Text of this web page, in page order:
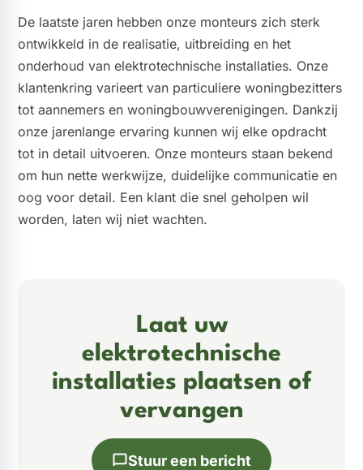
De laatste jaren hebben onze monteurs zich sterk
ontwikkeld in de realisatie, uitbreiding en het
onderhoud van elektrotechnische installaties. Onze
klantenkring varieert van particuliere woningbezitters
tot aannemers en woningbouwverenigingen. Dankzij
onze jarenlange ervaring kunnen wij elke opdracht
tot in detail uitvoeren. Onze monteurs staan bekend
om hun nette werkwijze, duidelijke communicatie en
oog voor detail. Een klant die snel geholpen wil
worden, laten wij niet wachten.
Laat uw
elektrotechnische
installaties plaatsen of
vervangen
Stuur een bericht